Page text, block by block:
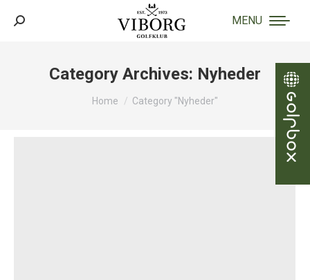
MENU
Search:
Category Archives: Nyheder
You are here:
Home Category "Nyheder"